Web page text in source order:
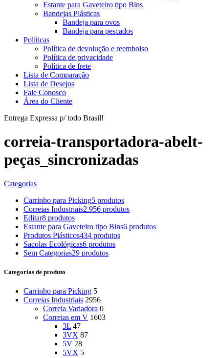
Estante para Gaveteiro tipo Bins
Bandejas Plásticas
Bandeja para ovos
Bandeja para pescados
Políticas
Política de devolução e reembolso
Política de privacidade
Política de frete
Lista de Comparação
Lista de Desejos
Fale Conosco
Área do Cliente
Entrega Expressa p/ todo Brasil!
correia-transportadora-abelt-
peças_sincronizadas
Categorias
Carrinho para Picking5 produtos
Correias Industriais2.956 produtos
Editar8 produtos
Estante para Gaveteiro tipo Bins6 produtos
Produtos Plásticos434 produtos
Sacolas Ecológicas6 produtos
Sem Categorias29 produtos
Categorias de produto
Carrinho para Picking 5
Correias Industriais 2956
Correia Variadora 0
Correias em V 1603
3L 47
3VX 87
5V 28
5VX 5